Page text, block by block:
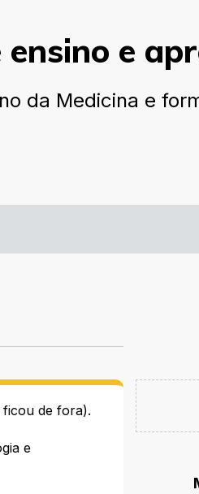
e
da Medicina e
de fora).
e